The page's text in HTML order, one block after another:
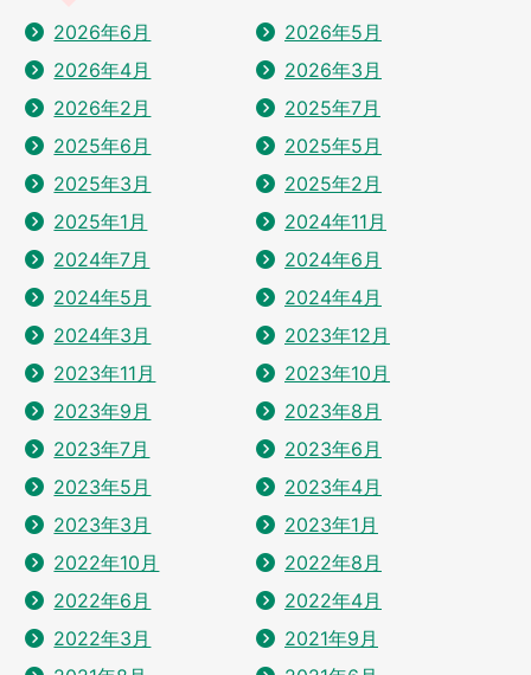
2026年6月
2026年5月
2026年4月
2026年3月
2026年2月
2025年7月
2025年6月
2025年5月
2025年3月
2025年2月
2025年1月
2024年11月
2024年7月
2024年6月
2024年5月
2024年4月
2024年3月
2023年12月
2023年11月
2023年10月
2023年9月
2023年8月
2023年7月
2023年6月
2023年5月
2023年4月
2023年3月
2023年1月
2022年10月
2022年8月
2022年6月
2022年4月
2022年3月
2021年9月